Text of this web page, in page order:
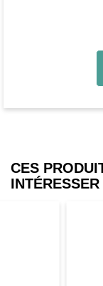
CES
INTÉRESSER